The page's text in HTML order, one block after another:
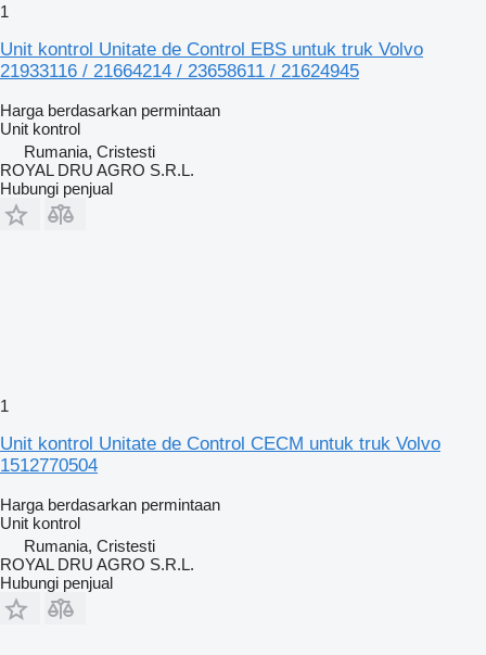
1
Unit kontrol Unitate de Control EBS untuk truk Volvo
21933116 / 21664214 / 23658611 / 21624945
Harga berdasarkan permintaan
Unit kontrol
Rumania, Cristesti
ROYAL DRU AGRO S.R.L.
Hubungi penjual
1
Unit kontrol Unitate de Control CECM untuk truk Volvo
1512770504
Harga berdasarkan permintaan
Unit kontrol
Rumania, Cristesti
ROYAL DRU AGRO S.R.L.
Hubungi penjual